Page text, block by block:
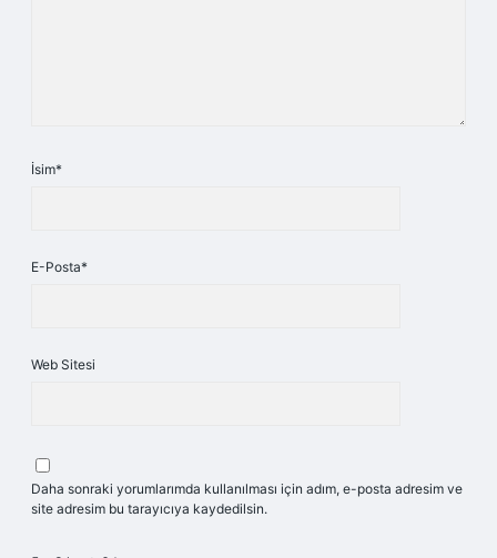
İsim*
E-Posta*
Web Sitesi
Daha sonraki yorumlarımda kullanılması için adım, e-posta adresim ve
site adresim bu tarayıcıya kaydedilsin.